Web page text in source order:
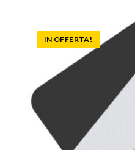
IN OFFERTA!